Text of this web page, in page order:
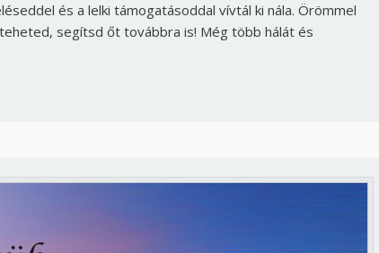
és a lelki támogatásoddal vívtál ki nála. Örömmel
segítsd őt továbbra is! Még több hálát és